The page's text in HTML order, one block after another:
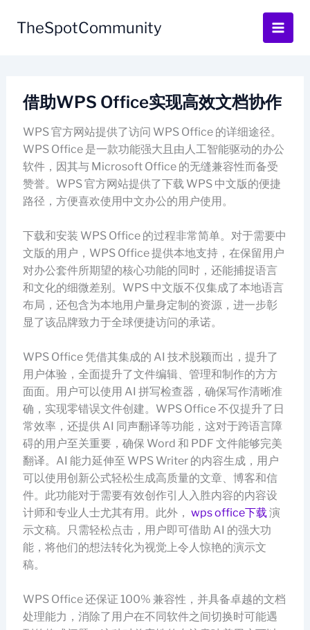
TheSpotCommunity
借助WPS Office实现高效文档协作
WPS 官方网站提供了访问 WPS Office 的详细途径。
WPS Office 是一款功能强大且由人工智能驱动的办公
软件，因其与 Microsoft Office 的无缝兼容性而备受
赞誉。WPS 官方网站提供了下载 WPS 中文版的便捷
路径，方便喜欢使用中文办公的用户使用。
下载和安装 WPS Office 的过程非常简单。对于需要中
文版的用户，WPS Office 提供本地支持，在保留用户
对办公套件所期望的核心功能的同时，还能捕捉语言
和文化的细微差别。WPS 中文版不仅集成了本地语言
布局，还包含为本地用户量身定制的资源，进一步彰
显了该品牌致力于全球便捷访问的承诺。
WPS Office 凭借其集成的 AI 技术脱颖而出，提升了
用户体验，全面提升了文件编辑、管理和制作的方方
面面。用户可以使用 AI 拼写检查器，确保写作清晰准
确，实现零错误文件创建。WPS Office 不仅提升了日
常效率，还提供 AI 同声翻译等功能，这对于跨语言障
碍的用户至关重要，确保 Word 和 PDF 文件能够完美
翻译。AI 能力延伸至 WPS Writer 的内容生成，用户
可以使用创新公式轻松生成高质量的文章、博客和信
件。此功能对于需要有效创作引人入胜内容的内容设
计师和专业人士尤其有用。此外， wps office下载演
示文稿。只需轻松点击，用户即可借助 AI 的强大功
能，将他们的想法转化为视觉上令人惊艳的演示文
稿。
WPS Office 还保证 100% 兼容性，并具备卓越的文档
处理能力，消除了用户在不同软件之间切换时可能遇